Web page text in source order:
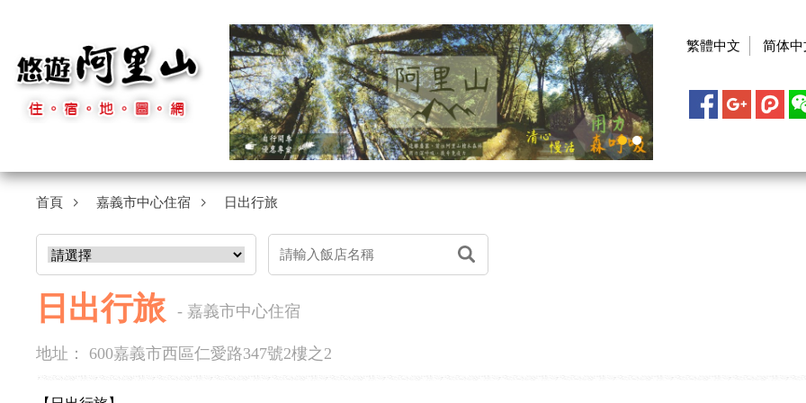
繁體中文 简体中
首頁 嘉義市中心住宿 日出行旅
日出行旅 - 嘉義市中心住宿
地址： 600嘉義市西區仁愛路347號2樓之2